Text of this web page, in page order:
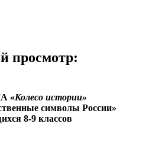
просмотр:
«Колесо истории»
символы России»
8-9 классов